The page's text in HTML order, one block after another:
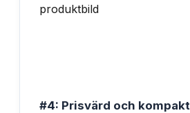
#4: Prisvärd och kompakt